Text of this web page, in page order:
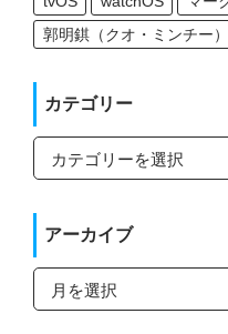
郭明錤（クオ・ミンチー）
カテゴリー
カ
ゴ
ー
アーカイブ
ア
カ